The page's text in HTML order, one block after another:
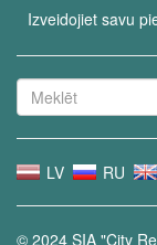
Izveidojiet savu
LV RU
© 2024 SIA "City